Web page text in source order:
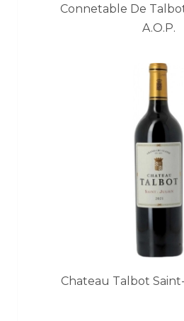
Connetable De
A.O.P.
Chateau Talbot